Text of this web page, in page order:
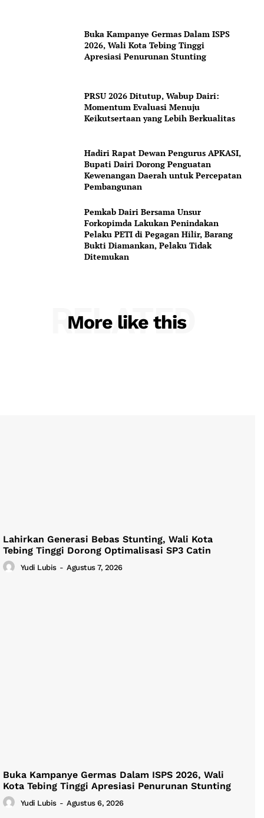
Company
Subscription Plans
Buka Kampanye Germas Dalam ISPS
2026, Wali Kota Tebing Tinggi
Apresiasi Penurunan Stunting
PRSU 2026 Ditutup, Wabup Dairi:
Momentum Evaluasi Menuju
Keikutsertaan yang Lebih Berkualitas
Hadiri Rapat Dewan Pengurus APKASI,
Bupati Dairi Dorong Penguatan
Kewenangan Daerah untuk Percepatan
Pembangunan
Pemkab Dairi Bersama Unsur
Forkopimda Lakukan Penindakan
Pelaku PETI di Pegagan Hilir, Barang
Bukti Diamankan, Pelaku Tidak
Ditemukan
More like this
RELATED
Lahirkan Generasi Bebas Stunting, Wali Kota
Tebing Tinggi Dorong Optimalisasi SP3 Catin
Yudi Lubis - Agustus 7, 2026
Buka Kampanye Germas Dalam ISPS 2026, Wali
Kota Tebing Tinggi Apresiasi Penurunan Stunting
Yudi Lubis - Agustus 6, 2026